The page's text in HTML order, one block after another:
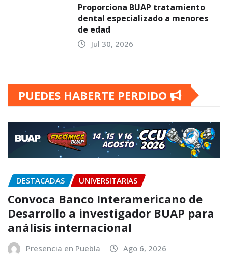
Proporciona BUAP tratamiento
dental especializado a menores
de edad
Jul 30, 2026
PUEDES HABERTE PERDIDO
DESTACADAS UNIVERSITARIAS
Convoca Banco Interamericano de
Desarrollo a investigador BUAP para
análisis internacional
Presencia en Puebla Ago 6, 2026